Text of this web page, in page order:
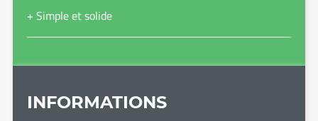
+ Simple et solide
INFORMATIONS